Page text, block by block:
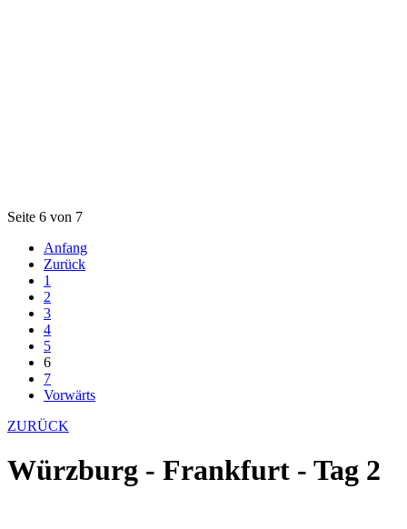
Seite 6 von 7
Anfang
Zurück
1
2
3
4
5
6
7
Vorwärts
ZURÜCK
Würzburg - Frankfurt - Tag 2